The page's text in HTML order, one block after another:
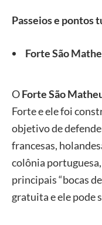
Passeios e pontos
Forte São
OForte São
Forte e ele foi
objetivo de
francesas,
colônia
principais “bocas
gratuita e ele pode